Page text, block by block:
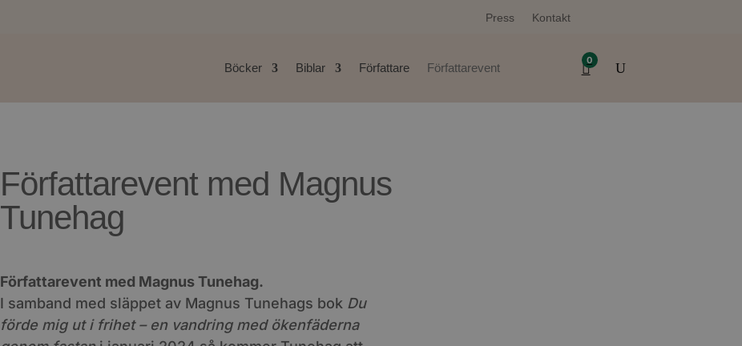
Press Kontakt
Böcker Biblar Författare Författarevent
0
Författarevent med Magnus
Tunehag
Författarevent med Magnus Tunehag.
I samband med släppet av Magnus Tunehags bok Du
förde mig ut i frihet – en vandring med ökenfäderna